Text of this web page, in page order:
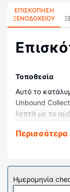
ΕΠΙΣΚΌΠΗΣΗ
ΞΕΝΟΔΟΧΕΊΟΥ
Τοποθεσία
Αυτό το
Unbound
λεπτά με το
Αυτό το
Νιώστε σαν
Περισσότερα
Ημερομηνία